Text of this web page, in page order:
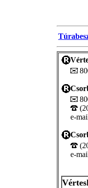
e-
e-